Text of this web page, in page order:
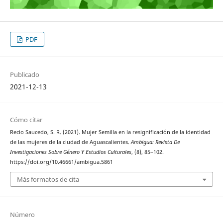
PDF
Publicado
2021-12-13
Cómo citar
Recio Saucedo, S. R. (2021). Mujer Semilla en la resignificación de la identidad
de las mujeres de la ciudad de Aguascalientes. Ambigua: Revista De
Investigaciones Sobre Género Y Estudios Culturales, (8), 85–102.
https://doi.org/10.46661/ambigua.5861
Más formatos de cita
Número